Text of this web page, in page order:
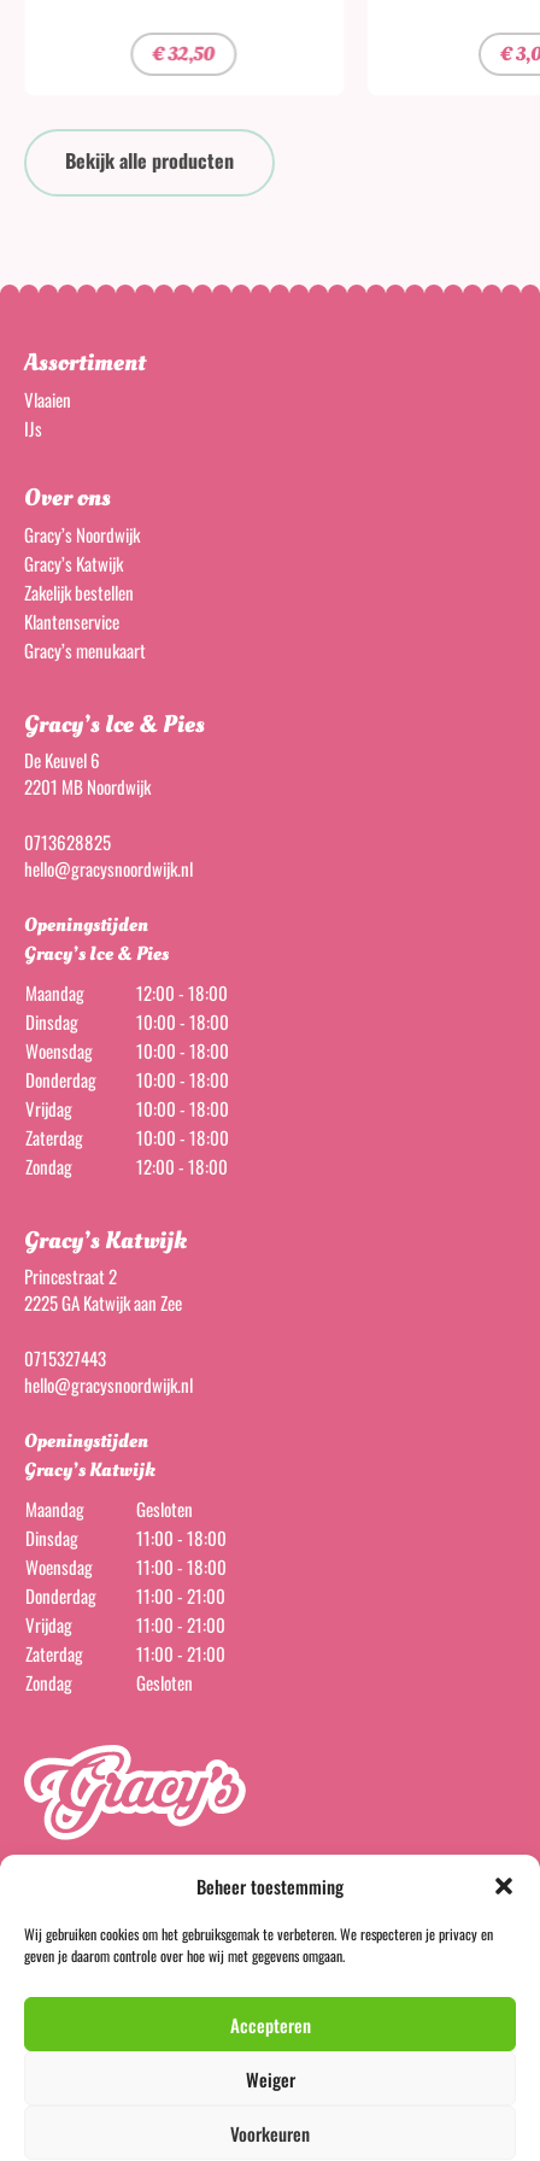
Beheer toestemming
Wij gebruiken cookies om het gebruiksgemak te verbeteren. We respecteren je privacy en
geven je daarom controle over hoe wij met gegevens omgaan.
Accepteren
Weiger
Voorkeuren
€32,50 €
Bekijk alle producten
Assortiment
Vlaaien
IJs
Over ons
Gracy’s Noordwijk
Gracy’s Katwijk
Zakelijk bestellen
Klantenservice
Gracy’s menukaart
Gracy’s Ice & Pies
De Keuvel 6
2201 MB Noordwijk
0713628825
hello@gracysnoordwijk.nl
Openingstijden
Gracy’s Ice & Pies
Maandag
12:00 - 18:00
Dinsdag
10:00 - 18:00
Woensdag
10:00 - 18:00
Donderdag
10:00 - 18:00
Vrijdag
10:00 - 18:00
Zaterdag
10:00 - 18:00
Zondag
12:00 - 18:00
Gracy’s Katwijk
Princestraat 2
2225 GA Katwijk aan Zee
0715327443
hello@gracysnoordwijk.nl
Openingstijden
Gracy’s Katwijk
Maandag
Gesloten
Dinsdag
11:00 - 18:00
Woensdag
11:00 - 18:00
Donderdag
11:00 - 21:00
Vrijdag
11:00 - 21:00
Zaterdag
11:00 - 21:00
Zondag
Gesloten
instagramfacebook
NL866540817B01
KvK-nummer: